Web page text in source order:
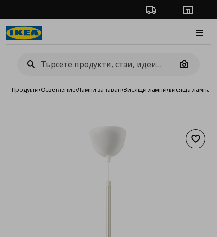
Проследяване на
Camera
Продукти›Осветление›Лампи за таван›Висящи лампи›висяща лампа